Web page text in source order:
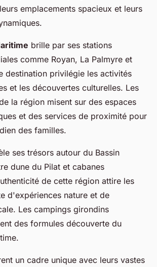
emplacements spacieux et leurs
brille par ses stations
comme Royan, La Palmyre et
destination privilégie les activités
et les découvertes culturelles. Les
la région misent sur des espaces
et des services de proximité pour
des familles.
ses trésors autour du Bassin
dune du Pilat et cabanes
de cette région attire les
d'expériences nature et de
Les campings girondins
des formules découverte du
un cadre unique avec leurs vastes